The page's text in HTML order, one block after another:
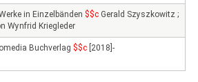
in Einzelbänden $$c Gerald Szyszkowitz ;
Wynfrid Kriegleder
Buchverlag $$c [2018]-